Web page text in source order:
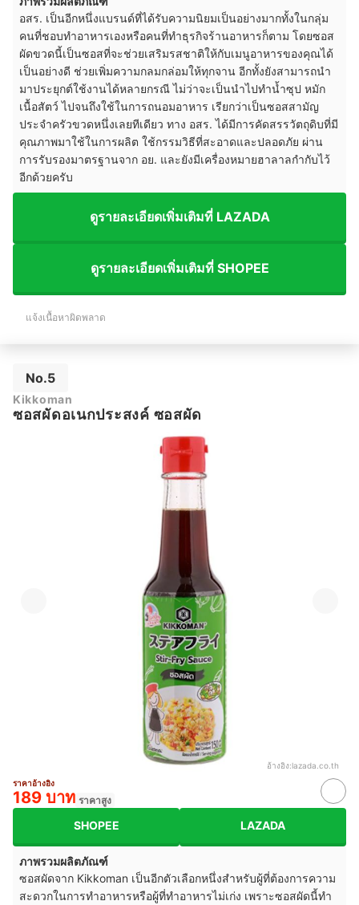
อสร. เป็นอีกหนึ่งแบรนด์ที่ได้รับความนิยมเป็นอย่างมากทั้งในกลุ่ม
คนที่ชอบทำอาหารเองหรือคนที่ทำธุรกิจร้านอาหารก็ตาม โดยซอส
ผัดขวดนี้เป็นซอสที่จะช่วยเสริมรสชาติให้กับเมนูอาหารของคุณได้
เป็นอย่างดี ช่วยเพิ่มความกลมกล่อมให้ทุกจาน อีกทั้งยังสามารถนำ
มาประยุกต์ใช้งานได้หลายกรณี ไม่ว่าจะเป็นนำไปทำน้ำซุป หมัก
เนื้อสัตว์ ไปจนถึงใช้ในการถนอมอาหาร เรียกว่าเป็นซอสสามัญ
ประจำครัวขวดหนึ่งเลยทีเดียว ทาง อสร. ได้มีการคัดสรรวัตถุดิบที่มี
คุณภาพมาใช้ในการผลิต ใช้กรรมวิธีที่สะอาดและปลอดภัย ผ่าน
การรับรองมาตรฐานจาก อย. และยังมีเครื่องหมายฮาลาลกำกับไว้
อีกด้วยครับ
ดูรายละเอียดเพิ่มเติมที่ LAZADA
ดูรายละเอียดเพิ่มเติมที่ SHOPEE
แจ้งเนื้อหาผิดพลาด
No.5
Kikkoman
ซอสผัดอเนกประสงค์ ซอสผัด
อ้างอิง:lazada.co.th
ราคาอ้างอิง
189 บาท ราคาสูง
SHOPEE LAZADA
ภาพรวมผลิตภัณฑ์
ซอสผัดจาก Kikkoman เป็นอีกตัวเลือกหนึ่งสำหรับผู้ที่ต้องการความ
สะดวกในการทำอาหารหรือผู้ที่ทำอาหารไม่เก่ง เพราะซอสผัดนี้ทำ